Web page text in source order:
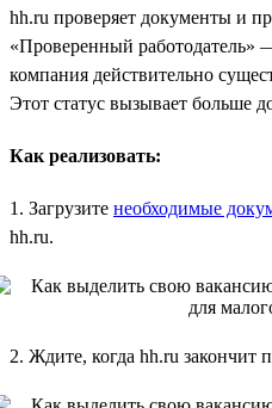
hh.ru проверяет документы и
«Проверенный работодатель»
компания действительно
Этот статус вызывает больше
Как реализовать:
1. Загрузите необходимые
hh.ru.
2. Ждите, когда hh.ru закончит